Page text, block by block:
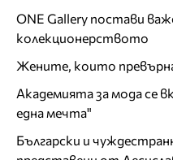
ONE Gallery постави
колекционерството
Жените, които
Академията за мода се
една мечта"
Български и